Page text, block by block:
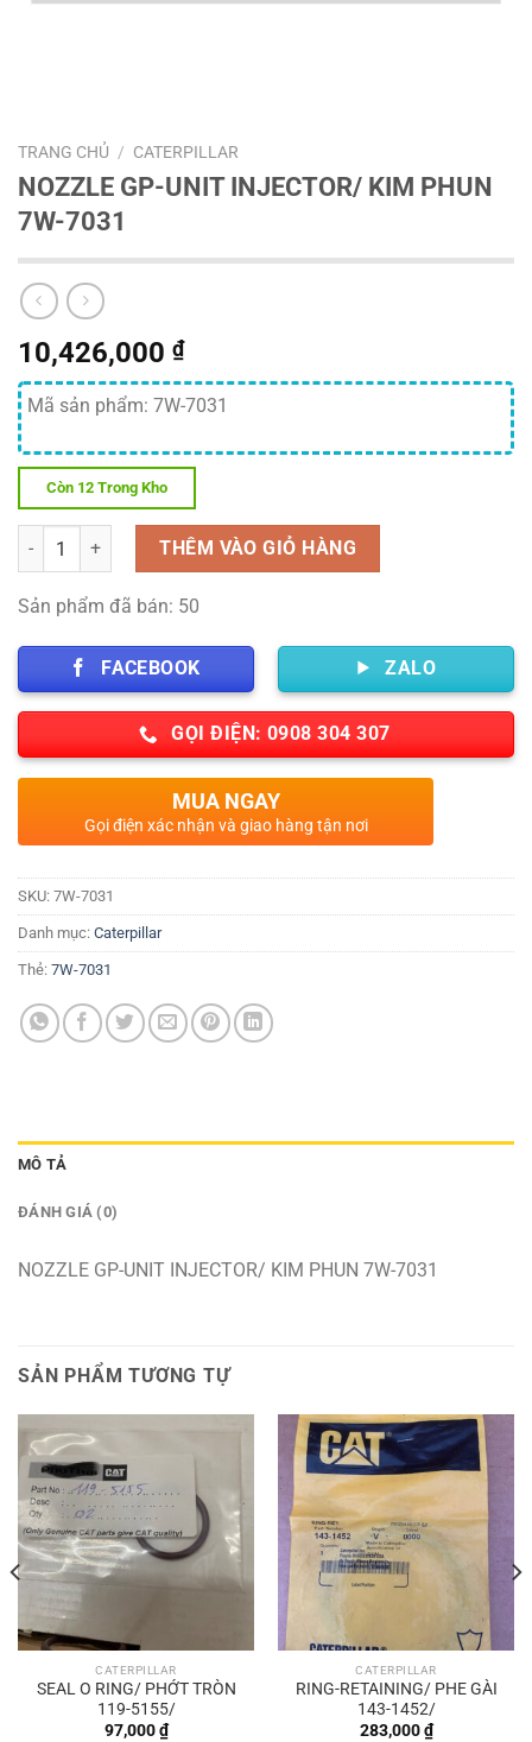
TRANG CHỦ / CATERPILLAR
NOZZLE GP-UNIT INJECTOR/ KIM PHUN
7W-7031
10,426,000 ₫
Mã sản phẩm: 7W-7031
Còn 12 Trong Kho
Số lượng THÊM VÀO GIỎ HÀNG
Sản phẩm đã bán: 50
FACEBOOK ZALO
GỌI ĐIỆN: 0908 304 307
MUA NGAY
Gọi điện xác nhận và giao hàng tận nơi
SKU: 7W-7031
Danh mục: Caterpillar
Thẻ: 7W-7031
MÔ TẢ
ĐÁNH GIÁ (0)
NOZZLE GP-UNIT INJECTOR/ KIM PHUN 7W-7031
SẢN PHẨM TƯƠNG TỰ
CATERPILLAR
SEAL O RING/ PHỚT TRÒN
119-5155/
97,000₫
CATERPILLAR
RING-RETAINING/ PHE GÀI
143-1452/
283,000₫